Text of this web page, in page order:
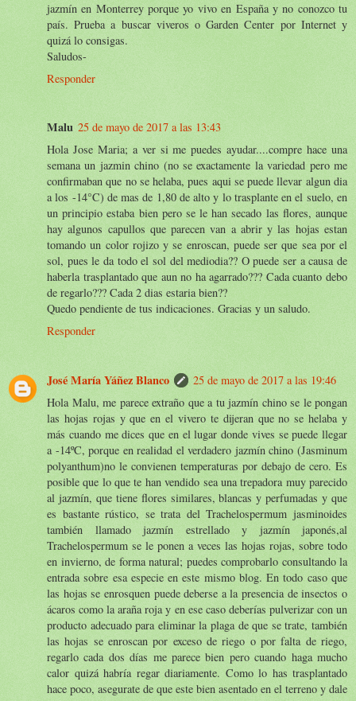
jazmín en Monterrey porque yo vivo en España y no conozco tu
país. Prueba a buscar viveros o Garden Center por Internet y
quizá lo consigas.
Saludos-
Responder
Malu 25 de mayo de 2017 a las 13:43
Hola Jose Maria; a ver si me puedes ayudar....compre hace una
semana un jazmin chino (no se exactamente la variedad pero me
confirmaban que no se helaba, pues aqui se puede llevar algun dia
a los -14°C) de mas de 1,80 de alto y lo trasplante en el suelo, en
un principio estaba bien pero se le han secado las flores, aunque
hay algunos capullos que parecen van a abrir y las hojas estan
tomando un color rojizo y se enroscan, puede ser que sea por el
sol, pues le da todo el sol del mediodia?? O puede ser a causa de
haberla trasplantado que aun no ha agarrado??? Cada cuanto debo
de regarlo??? Cada 2 dias estaria bien??
Quedo pendiente de tus indicaciones. Gracias y un saludo.
Responder
José María Yáñez Blanco
25 de mayo de 2017 a las 19:46
Hola Malu, me parece extraño que a tu jazmín chino se le pongan
las hojas rojas y que en el vivero te dijeran que no se helaba y
más cuando me dices que en el lugar donde vives se puede llegar
a -14ºC, porque en realidad el verdadero jazmín chino (Jasminum
polyanthum)no le convienen temperaturas por debajo de cero. Es
posible que lo que te han vendido sea una trepadora muy parecido
al jazmín, que tiene flores similares, blancas y perfumadas y que
es bastante rústico, se trata del Trachelospermum jasminoides
también llamado jazmín estrellado y jazmín japonés,al
Trachelospermum se le ponen a veces las hojas rojas, sobre todo
en invierno, de forma natural; puedes comprobarlo consultando la
entrada sobre esa especie en este mismo blog. En todo caso que
las hojas se enrosquen puede deberse a la presencia de insectos o
ácaros como la araña roja y en ese caso deberías pulverizar con un
producto adecuado para eliminar la plaga de que se trate, también
las hojas se enroscan por exceso de riego o por falta de riego,
regarlo cada dos días me parece bien pero cuando haga mucho
calor quizá habría regar diariamente. Como lo has trasplantado
hace poco, asegurate de que este bien asentado en el terreno y dale